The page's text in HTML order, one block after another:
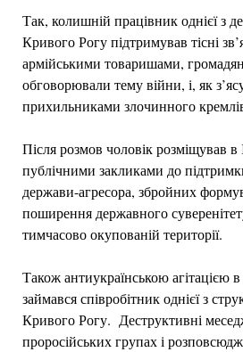
Так, колишній працівник однієї з
Кривого Рогу підтримував тісні
армійськими товаришами,
обговорювали тему війни, і, як
прихильниками злочинного
Після розмов чоловік розміщував в
публічними закликами до
держави-агресора, збройних
поширення державного
тимчасово окупованій території.
Також антиукраїнською агітацією в
займався співробітник однієї з
Кривого Рогу. Деструктивні
проросійських групах і